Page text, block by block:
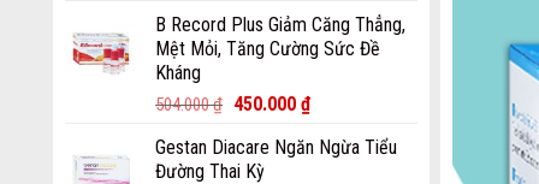
B Record Plus Giảm Căng Thẳng,
Mệt Mỏi, Tăng Cường Sức Đề
Kháng
504.000₫ 450.000 ₫
Gestan Diacare Ngăn Ngừa Tiểu
Đường Thai Kỳ